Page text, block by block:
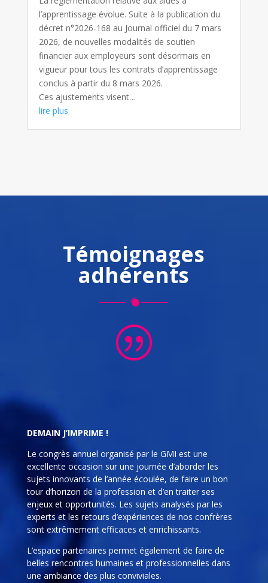
l’apprentissage évolue. Suite à la publication du
décret n°2026-168 au Journal officiel du 7 mars
2026, de nouvelles modalités de soutien
financier aux employeurs sont désormais en
vigueur pour tous les contrats d’apprentissage
conclus à partir du 8 mars 2026.
Ces ajustements visent…
lire plus
Témoignages
adhérents
DEMAIN J’IMPRIME !
Le congrès annuel organisé par le GMI est une
excellente occasion sur une journée d’aborder les
sujets innovants de l’année écoulée, de faire un bon
tour d’horizon de la profession et d’en traiter ses
enjeux et opportunités. Les sujets analysés par les
experts et les retours d’expériences de nos confrères
sont extrêmement efficaces et enrichissants.
L’espace partenaires permet également de faire de
belles rencontres humaines et professionnelles dans
une ambiance des plus conviviales.